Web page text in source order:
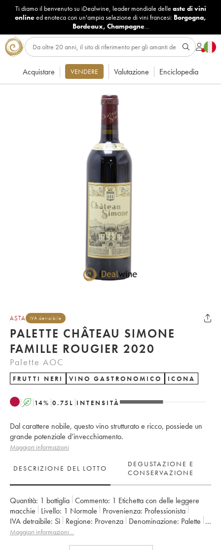
Ti diamo il benvenuto su iDealwine, leader mondiale delle aste di vini
onlineed enoteca con un'ampia selezione di vini francesi: Borgogna,
Bordeaux, Champagne...
Acquistare VENDERE Valutazione Enciclopedia
ASTA IVA detraibile
PALETTE CHÂTEAU SIMONE
FAMILLE ROUGIER 2020
Palette AOC
FRUTTI NERI VINO GASTRONOMICO ICONA
A 14% 0.75 L INTENSITÀ
Dal carattere nobile, questo vino strutturato e ricco, possiede un
grande potenziale d’invecchiamento.
Maggiori informazioni
DESCRIZIONE DEL LOTTO
DEGUSTAZIONE E
CONSERVAZIONE
Quantità: 1 bottiglia Commento: 1 Etichetta con delle leggere
macchie
Livello: 1 Normale Provenienza:
professionista
IVA detraibile:
sì Regione: Provenza Denominazione: Palette
Proprietario: Famille Rougier
Maggiori informazioni…